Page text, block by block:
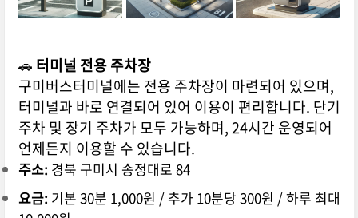
🚗 터미널 전용 주차장
구미버스터미널에는 전용 주차장이 마련되어 있으며,
터미널과 바로 연결되어 있어 이용이 편리합니다. 단기
주차 및 장기 주차가 모두 가능하며, 24시간 운영되어
언제든지 이용할 수 있습니다.
주소: 경북 구미시 송정대로 84
요금: 기본 30분 1,000원 / 추가 10분당 300원 / 하루 최대